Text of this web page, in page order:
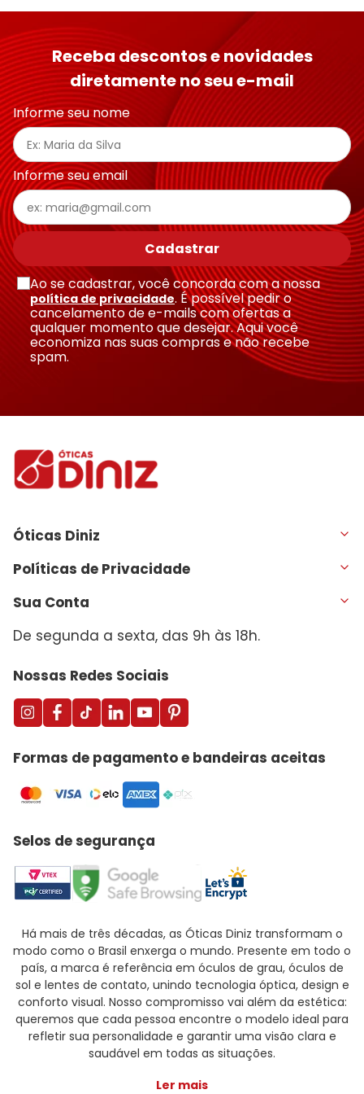
Receba descontos e novidades
diretamente no seu e-mail
Informe seu nome
Informe seu email
Cadastrar
Ao se cadastrar, você concorda com a nossa
política de privacidade. É possível pedir o
cancelamento de e-mails com ofertas a
qualquer momento que desejar. Aqui você
economiza nas suas compras e não recebe
spam.
Óticas Diniz
Políticas de Privacidade
Sua Conta
De segunda a sexta, das 9h às 18h.
Nossas Redes Sociais
Formas de pagamento e bandeiras aceitas
Selos de segurança
Há mais de três décadas, as Óticas Diniz transformam o
modo como o Brasil enxerga o mundo. Presente em todo o
país, a marca é referência em óculos de grau, óculos de
sol e lentes de contato, unindo tecnologia óptica, design e
conforto visual. Nosso compromisso vai além da estética:
queremos que cada pessoa encontre o modelo ideal para
refletir sua personalidade e garantir uma visão clara e
saudável em todas as situações.
Ler mais